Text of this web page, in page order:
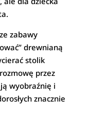
zabawy
drewnianą
stolik
przez
wyobraźnię i
znacznie